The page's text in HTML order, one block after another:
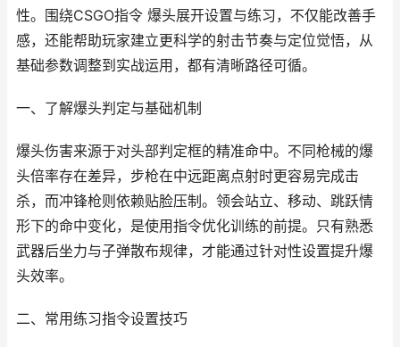
性。围绕CSGO指令 爆头展开设置与练习，不仅能改善手
感，还能帮助玩家建立更科学的射击节奏与定位觉悟，从
基础参数调整到实战运用，都有清晰路径可循。
一、了解爆头判定与基础机制
爆头伤害来源于对头部判定框的精准命中。不同枪械的爆
头倍率存在差异，步枪在中远距离点射时更容易完成击
杀，而冲锋枪则依赖贴脸压制。领会站立、移动、跳跃情
形下的命中变化，是使用指令优化训练的前提。只有熟悉
武器后坐力与子弹散布规律，才能通过针对性设置提升爆
头效率。
二、常用练习指令设置技巧